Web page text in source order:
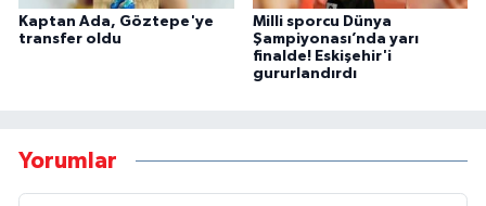
Kaptan Ada, Göztepe'ye
transfer oldu
Milli sporcu Dünya
Şampiyonası’nda yarı
finalde! Eskişehir'i
gururlandırdı
Yorumlar